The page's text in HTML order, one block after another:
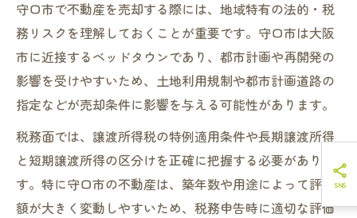
守口市で不動産を売却する際には、地域特有の法的・税
務リスクを理解しておくことが重要です。守口市は大阪
市に近接するベッドタウンであり、都市計画や再開発の
影響を受けやすいため、土地利用規制や都市計画道路の
指定などが売却条件に影響を与える可能性があります。
税務面では、譲渡所得税の特例適用条件や長期譲渡所得
と短期譲渡所得の区分けを正確に把握する必要がありま
す。特に守口市の不動産は、築年数や用途によって評価
額が大きく変動しやすいため、税務申告時に適切な評価